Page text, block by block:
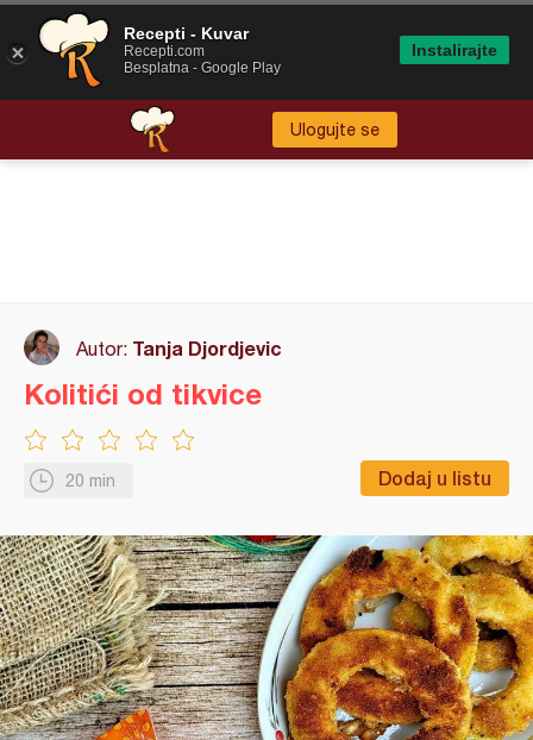
Ulogujte se
Autor: Tanja Djordjevic
20 min Dodaj u listu
Kolitići od tikvice
Recepti - Kuvar
Recepti.com
Besplatna - Google Play
Instalirajte